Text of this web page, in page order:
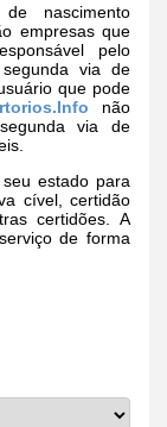
nascimento
empresas que
pelo
via de
que pode
não
via de
estado para
cível, certidão
certidões. A
de forma